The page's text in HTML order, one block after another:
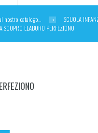
nostro catalogo…
SCUOLA
SCOPRO ELABORO PERFEZIONO